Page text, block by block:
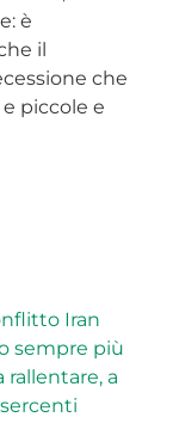
è
il
che
piccole e
Iran
sempre più
rallentare, a